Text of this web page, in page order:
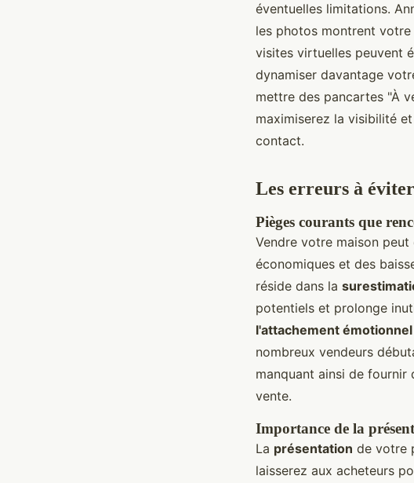
éventuelles limitations.
les photos montrent
visites virtuelles peuvent
dynamiser davantage
mettre des pancartes "À
maximiserez la visibilité
contact.
Les erreurs à
Pièges courants que
Vendre votre maison
économiques et des
réside dans la
potentiels et prolonge
l'attachement émotionnel
nombreux vendeurs
manquant ainsi de fournir
vente.
Importance de la
La présentation de votre
laisserez aux acheteurs